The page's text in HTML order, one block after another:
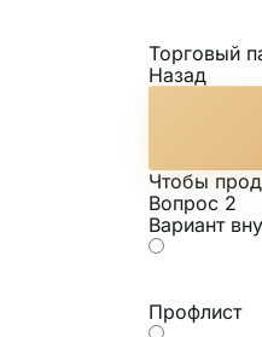
Торговый
Назад
Чтобы
Вопрос 2
Вариант
Профлист